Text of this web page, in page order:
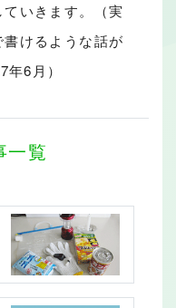
いきます。（実
けるような話が
6月）
一覧